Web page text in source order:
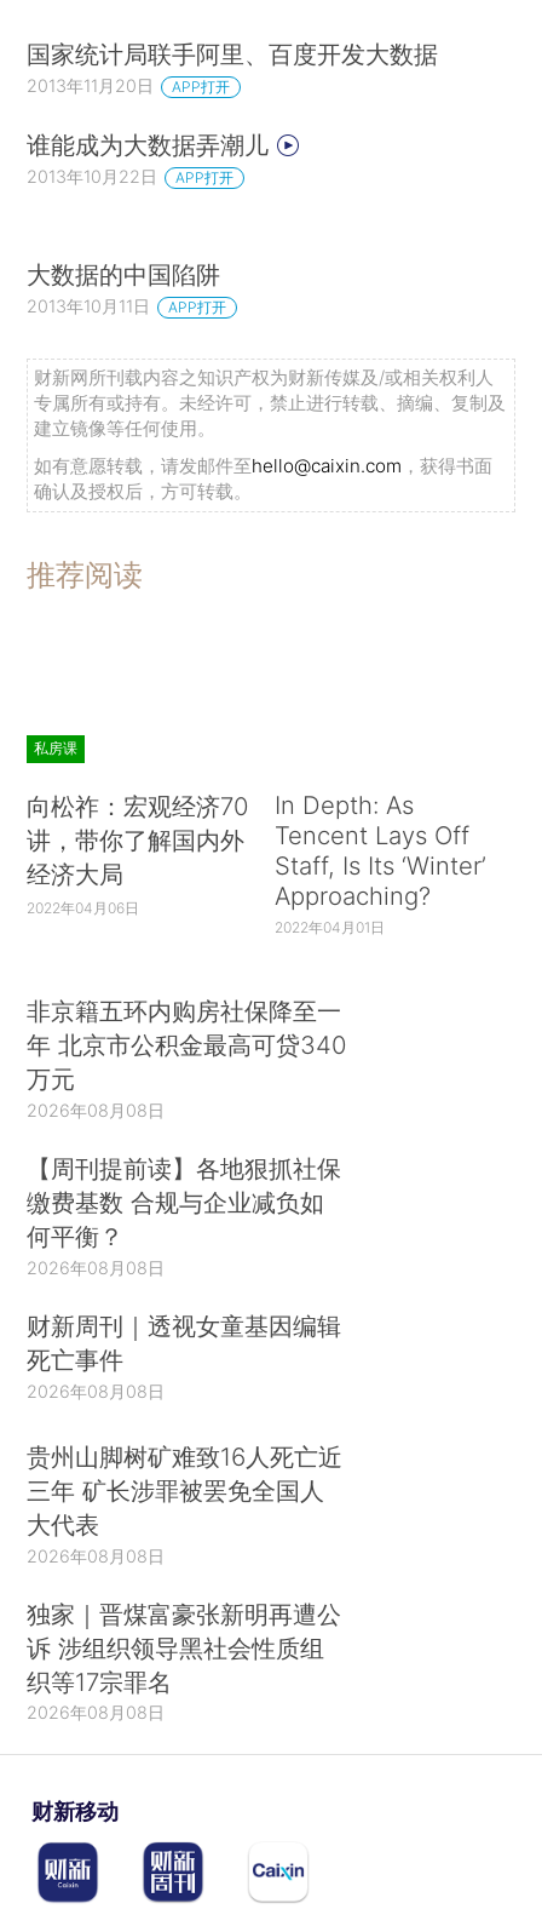
国家统计局联手阿里、百度开发大数据
2013年11月20日 APP打开
谁能成为大数据弄潮儿
2013年10月22日 APP打开
大数据的中国陷阱
2013年10月11日 APP打开
财新网所刊载内容之知识产权为财新传媒及/或相关权利人
专属所有或持有。未经许可，禁止进行转载、摘编、复制及
建立镜像等任何使用。
如有意愿转载，请发邮件至hello@caixin.com ，获得书面
确认及授权后，方可转载。
推荐阅读
私房课
向松祚：宏观经济70
讲，带你了解国内外
经济大局
2022年04月06日
In Depth: As
Tencent Lays Off
Staff, Is Its ‘Winter’
Approaching?
2022年04月01日
非京籍五环内购房社保降至一
年 北京市公积金最高可贷340
万元
2026年08月08日
【周刊提前读】各地狠抓社保
缴费基数 合规与企业减负如
何平衡？
2026年08月08日
财新周刊｜透视女童基因编辑
死亡事件
2026年08月08日
贵州山脚树矿难致16人死亡近
三年 矿长涉罪被罢免全国人
大代表
2026年08月08日
独家｜晋煤富豪张新明再遭公
诉 涉组织领导黑社会性质组
织等17宗罪名
2026年08月08日
财新移动